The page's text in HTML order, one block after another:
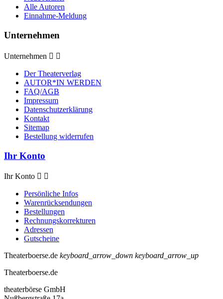
Alle Autoren
Einnahme-Meldung
Unternehmen
Unternehmen  
Der Theaterverlag
AUTOR*IN WERDEN
FAQ/AGB
Impressum
Datenschutzerklärung
Kontakt
Sitemap
Bestellung widerrufen
Ihr Konto
Ihr Konto  
Persönliche Infos
Warenrücksendungen
Bestellungen
Rechnungskorrekturen
Adressen
Gutscheine
Theaterboerse.de keyboard_arrow_down keyboard_arrow_up
Theaterboerse.de
theaterbörse GmbH